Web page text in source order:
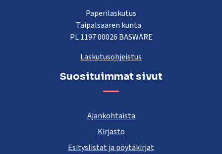
Paperilaskutus
Taipalsaaren kunta
PL 1197 00026 BASWARE
Laskutusohjeistus
Suosituimmat sivut
Ajankohtaista
Kirjasto
Esityslistat ja pöytäkirjat